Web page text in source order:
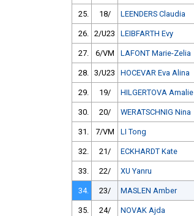
25. 18/ LEENDERS Claudia
26. 2/U23 LEIBFARTH Evy
27. 6/VM LAFONT Marie-Zelia
28. 3/U23 HOCEVAR Eva Alina
29. 19/ HILGERTOVA Amalie
30. 20/ WERATSCHNIG Nina
31. 7/VM LI Tong
32. 21/ ECKHARDT Kate
33. 22/ XU Yanru
34. 23/ MASLEN Amber
35. 24/ NOVAK Ajda